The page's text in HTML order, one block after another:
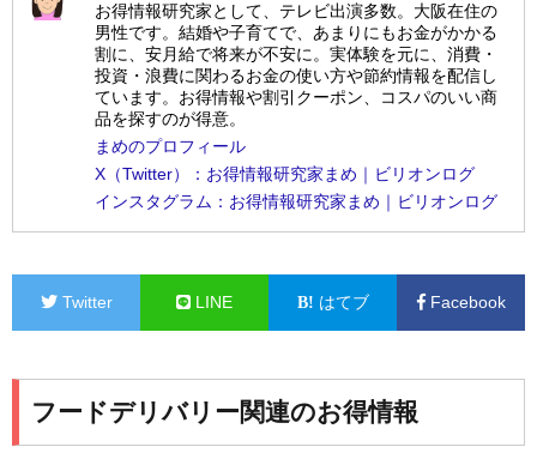
お得情報研究家として、テレビ出演多数。大阪在住の
男性です。結婚や子育てで、あまりにもお金がかかる
割に、安月給で将来が不安に。実体験を元に、消費・
投資・浪費に関わるお金の使い方や節約情報を配信し
ています。お得情報や割引クーポン、コスパのいい商
品を探すのが得意。
まめのプロフィール
X（Twitter）：お得情報研究家まめ｜ビリオンログ
インスタグラム：お得情報研究家まめ｜ビリオンログ
Twitter LINE はてブ Facebook
フードデリバリー関連のお得情報